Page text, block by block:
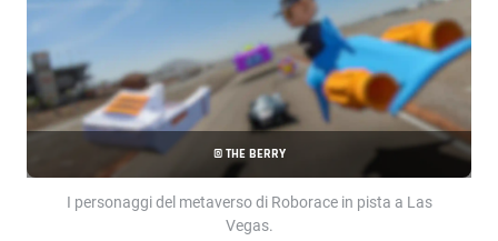
© THE BERRY
I personaggi del metaverso di Roborace in pista a Las
Vegas.